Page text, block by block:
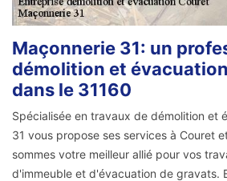
Maçonnerie 31: un
démolition et
dans le 31160
Spécialisée en travaux de démolition et
31 vous propose ses services à Couret
sommes votre meilleur allié pour vos
d'immeuble et d'évacuation de gravats.